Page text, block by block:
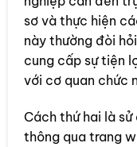
sơ và thực hiện
này thường đòi
cung cấp sự tiện
với cơ quan chức
Cách thứ hai là
thông qua trang